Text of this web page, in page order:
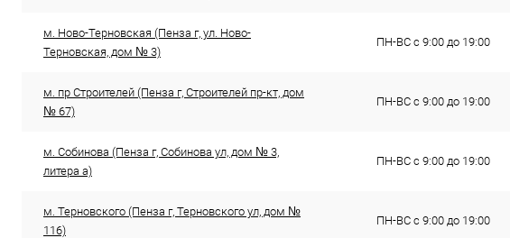
м. Ново-Терновская (Пенза г, ул. Ново-
Терновская, дом № 3)
ПН-ВС с 9:00 до 19:00
м. пр Строителей (Пенза г, Строителей пр-кт, дом
№ 67)
ПН-ВС с 9:00 до 19:00
м. Собинова (Пенза г, Собинова ул, дом № 3,
литера а)
ПН-ВС с 9:00 до 19:00
м. Терновского (Пенза г, Терновского ул, дом №
116)
ПН-ВС с 9:00 до 19:00